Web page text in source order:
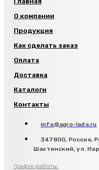
О компании
Продукция
Как сделать заказ
Оплата
Доставка
Каталоги
Контакты
info@agro-lada.ru
347800, Россия,
Шахтинский, ул.
График работы: